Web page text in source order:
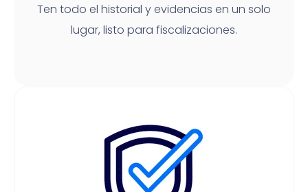
Ten todo el historial y evidencias en un solo
lugar, listo para fiscalizaciones.